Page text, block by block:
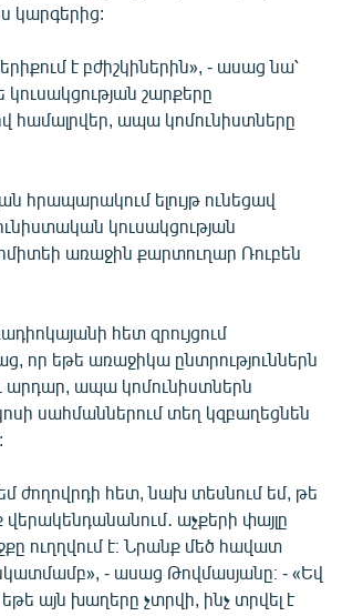
կարգերից:
է բժիշկիներին», - ասաց նա՝
կուսակցության շարքերը
համալրվեր, ապա կոմունիստները
հրապարակում ելույթ ունեցավ
կուսակցության
առաջին քարտուղար Ռուբեն
հետ զրույցում
որ եթե առաջիկա ընտրություններն
արդար, ապա կոմունիստներն
սահմաններում տեղ կզբաղեցնեն
ժողովրդի հետ, նախ տեսնում եմ, թե
աչքերի փայլը
ուղղվում է։ Նրանք մեծ հավատ
- ասաց Թովմասյանը։ - «Եվ
այն խաղերը չտրվի, ինչ տրվել է